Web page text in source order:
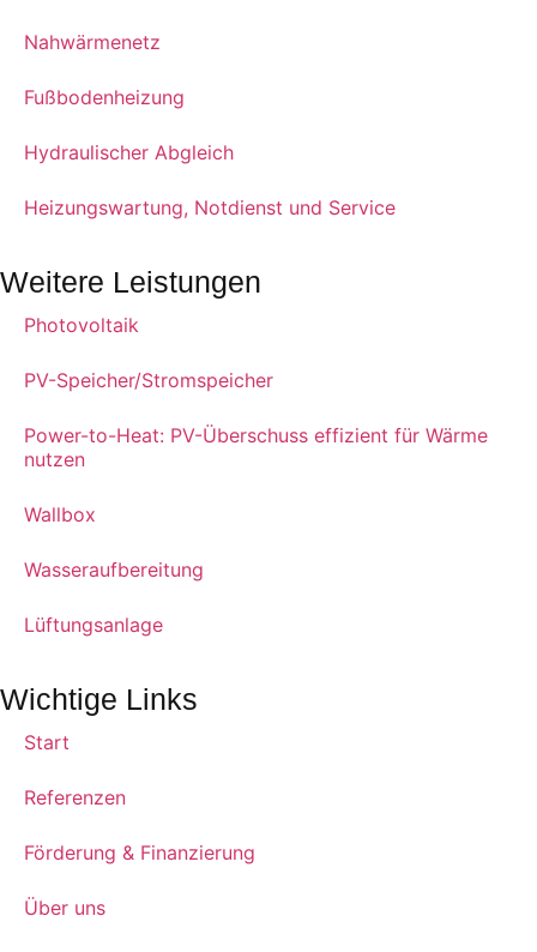
Nahwärmenetz
Fußbodenheizung
Hydraulischer Abgleich
Heizungswartung, Notdienst und Service
Weitere Leistungen
Photovoltaik
PV-Speicher/Stromspeicher
Power-to-Heat: PV-Überschuss effizient für Wärme
nutzen
Wallbox
Wasseraufbereitung
Lüftungsanlage
Wichtige Links
Start
Referenzen
Förderung & Finanzierung
Über uns